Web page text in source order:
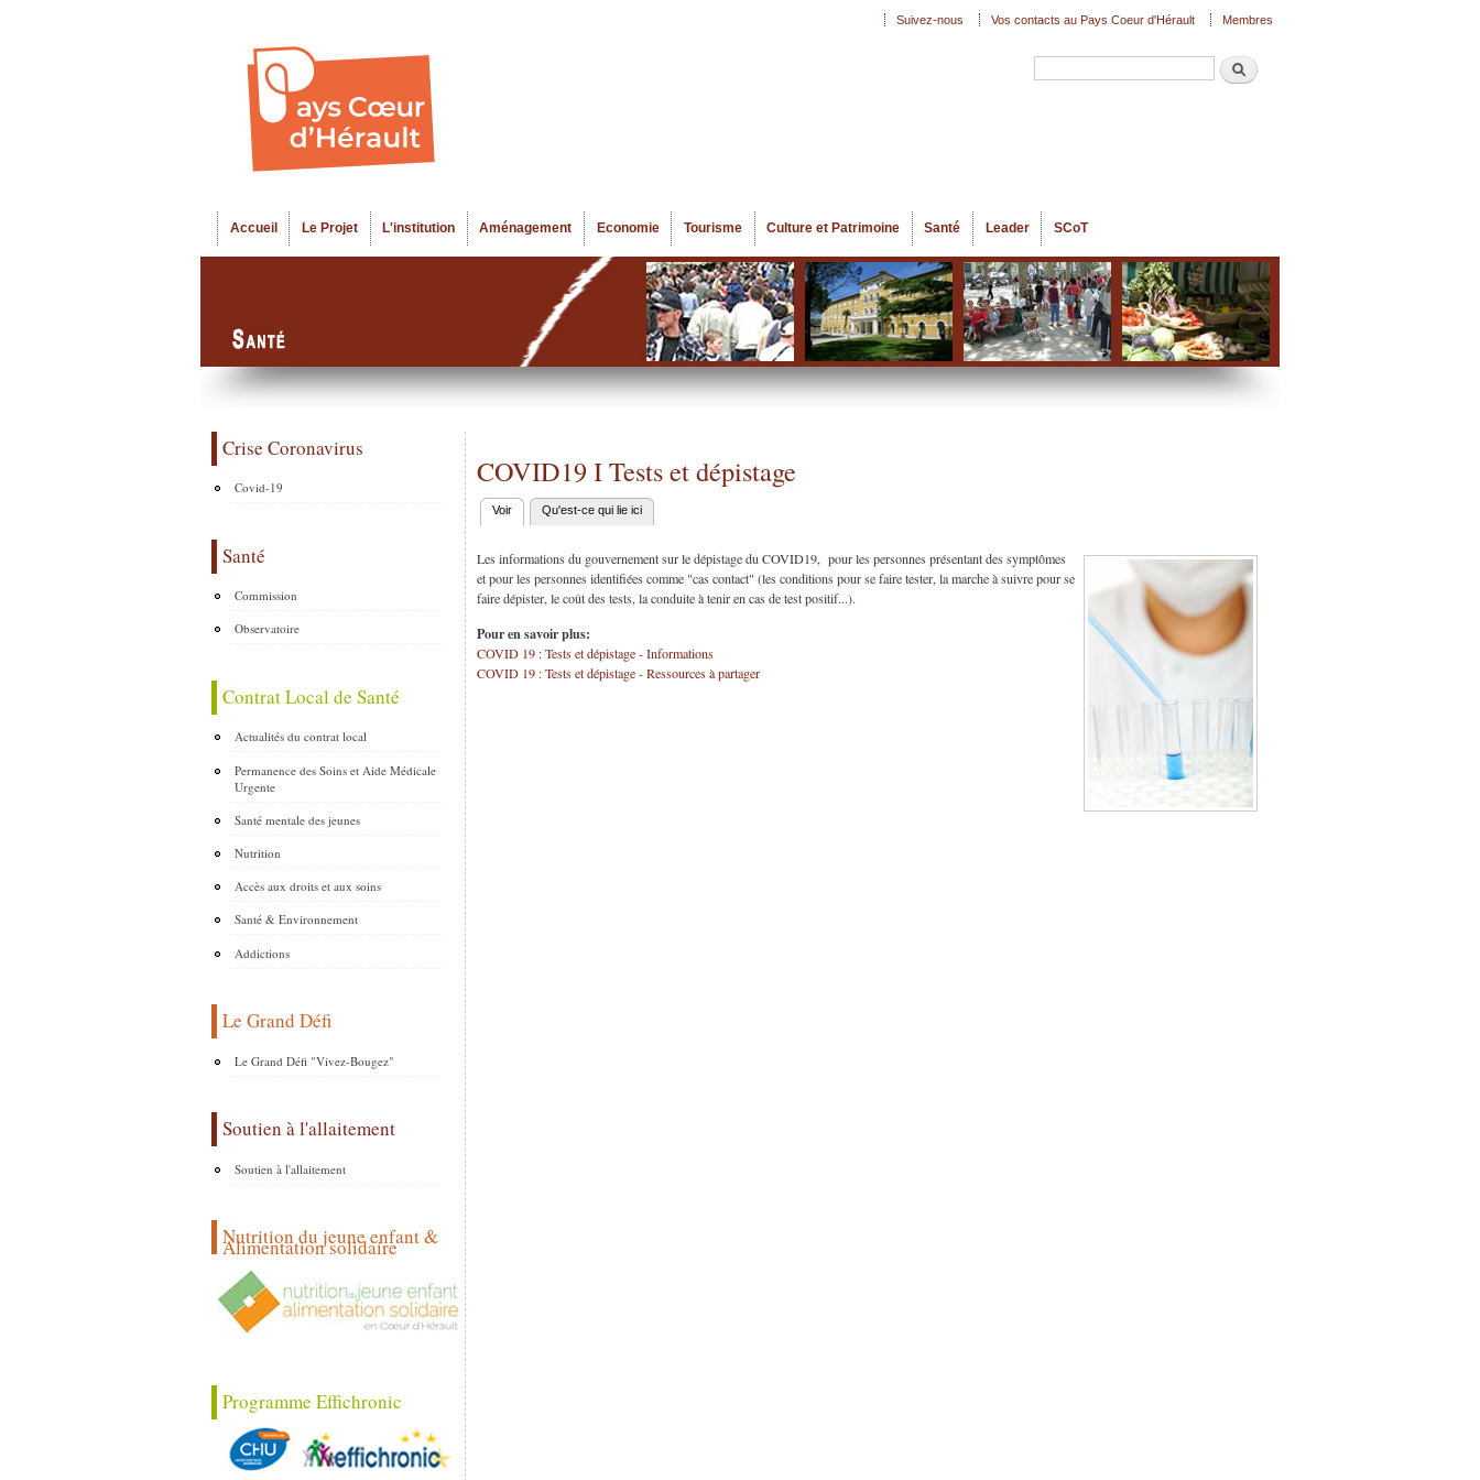
Recherche
Menu principal
Accueil Le Projet L'institution Aménagement Economie Tourisme Culture et Patrimoine Santé Leader SCoT
Suivez-nous Vos contacts au Pays Coeur d'Hérault Membres
Crise Coronavirus
Covid-19
Santé
Commission
Observatoire
Contrat Local de Santé
Actualités du contrat local
Permanence des Soins et Aide Médicale
Urgente
Santé mentale des jeunes
Nutrition
Accès aux droits et aux soins
Santé & Environnement
Addictions
Le Grand Défi
Le Grand Défi "Vivez-Bougez"
Soutien à l'allaitement
Soutien à l'allaitement
Nutrition du jeune enfant &
Alimentation solidaire
Programme Effichronic
COVID19 I Tests et dépistage
Onglets principaux
Voir (onglet actif)
Qu'est-ce qui lie ici
Les informations du gouvernement sur le dépistage du COVID19, pour les personnes présentant des symptômes
et pour les personnes identifiées comme "cas contact" (les conditions pour se faire tester, la marche à suivre pour se
faire dépister, le coût des tests, la conduite à tenir en cas de test positif...).
Pour en savoir plus:
COVID 19 : Tests et dépistage - Informations
COVID 19 : Tests et dépistage - Ressources à partager